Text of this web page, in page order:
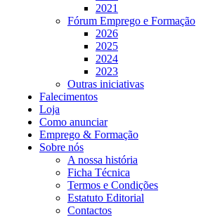
2021
Fórum Emprego e Formação
2026
2025
2024
2023
Outras iniciativas
Falecimentos
Loja
Como anunciar
Emprego & Formação
Sobre nós
A nossa história
Ficha Técnica
Termos e Condições
Estatuto Editorial
Contactos